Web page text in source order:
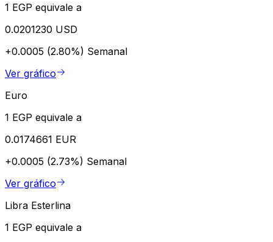
1 EGP equivale a
0.0201230 USD
+0.0005 (2.80%) Semanal
Ver gráfico
Euro
1 EGP equivale a
0.0174661 EUR
+0.0005 (2.73%) Semanal
Ver gráfico
Libra Esterlina
1 EGP equivale a